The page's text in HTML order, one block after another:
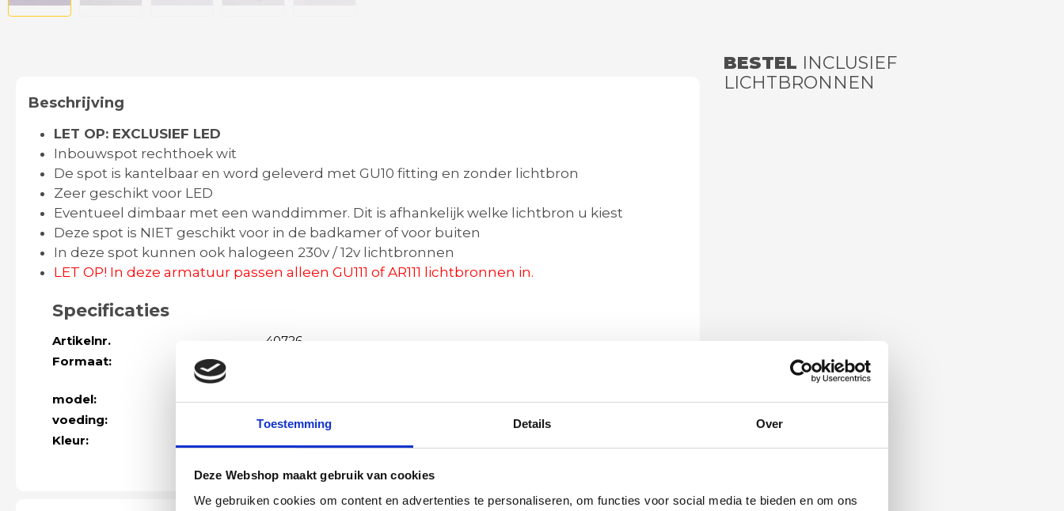
Toestemming Details Over
Deze Webshop maakt gebruik van cookies
We gebruiken cookies om content en advertenties te personaliseren, om functies voor social media te bieden en om ons
Beschrijving
LET OP: EXCLUSIEF LED
Inbouwspot rechthoek wit
De spot is kantelbaar en word geleverd met GU10 fitting en zonder lichtbron
Zeer geschikt voor LED
Eventueel dimbaar met een wanddimmer. Dit is afhankelijk welke lichtbron u kiest
Deze spot is NIET geschikt voor in de badkamer of voor buiten
In deze spot kunnen ook halogeen 230v / 12v lichtbronnen
LET OP! In deze armatuur passen alleen GU111 of AR111 lichtbronnen in.
Specificaties
Artikelnr.
40726
Formaat:
model:
normaal
voeding:
230volt gu10 fitting
Kleur:
BESTEL INCLUSIEF
LICHTBRONNEN